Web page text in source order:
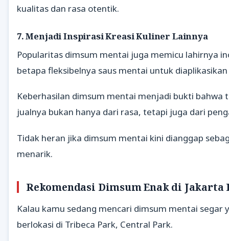
kualitas dan rasa otentik.
7. Menjadi Inspirasi Kreasi Kuliner Lainnya
Popularitas dimsum mentai juga memicu lahirnya
betapa fleksibelnya saus mentai untuk
Keberhasilan dimsum mentai menjadi bukti
jualnya bukan hanya dari rasa, tetapi juga dari
Tidak heran jika dimsum mentai kini dianggap
menarik.
Rekomendasi Dimsum Enak di Jakarta
Kalau kamu sedang mencari dimsum mentai
berlokasi di Tribeca Park, Central Park.